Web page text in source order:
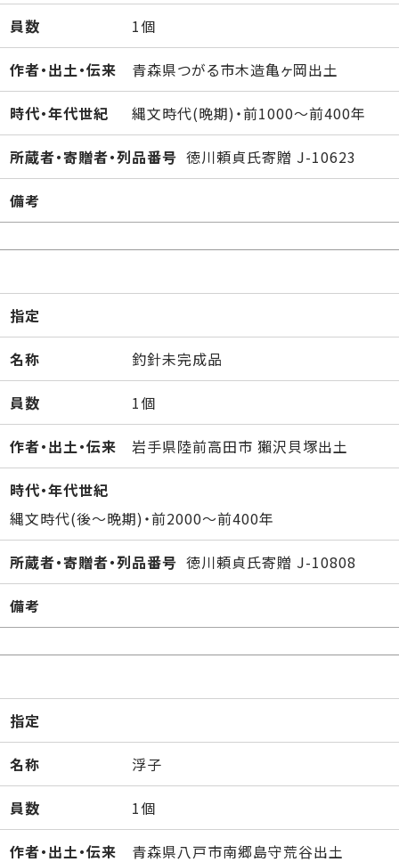
員数 1個
作者・出土・伝来 青森県つがる市木造亀ヶ岡出土
時代・年代世紀 縄文時代(晩期)・前1000～前400年
所蔵者・寄贈者・列品番号 徳川頼貞氏寄贈 J-10623
備考
指定
名称 釣針未完成品
員数 1個
作者・出土・伝来 岩手県陸前高田市 獺沢貝塚出土
時代・年代世紀
縄文時代(後～晩期)・前2000～前400年
所蔵者・寄贈者・列品番号 徳川頼貞氏寄贈 J-10808
備考
指定
名称 浮子
員数 1個
作者・出土・伝来 青森県八戸市南郷島守荒谷出土